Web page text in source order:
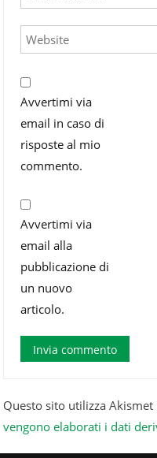
Avvertimi via
email in caso di
risposte al mio
commento.
Avvertimi via
email alla
pubblicazione di
un nuovo
articolo.
Questo sito utilizza
vengono elaborati i dati